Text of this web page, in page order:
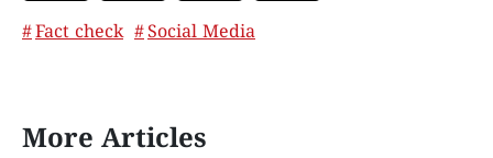
Fact check Social Media
More Articles